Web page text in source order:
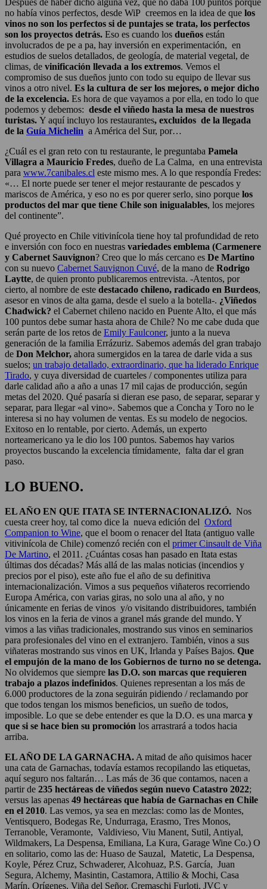
no había vinos perfectos, desde WiP creemos en la idea de que los
vinos no son los perfectos si de puntajes se trata, los perfectos
son los proyectos detrás. Eso es cuando los dueños están
involucrados de pe a pa, hay inversión en experimentación, en
estudios de suelos detallados, de geología, de material vegetal, de
climas, de vinificación llevada a los extremos. Vemos el
compromiso de sus dueños junto con todo su equipo de llevar sus
vinos a otro nivel. Es la cultura de ser los mejores, o mejor dicho
de la excelencia. Es hora de que vayamos a por ella, en todo lo que
podemos y debemos: desde el viñedo hasta la mesa de nuestros
turistas. Y aquí incluyo los restaurantes, excluidos de la llegada
de la Guía Michelin a América del Sur, por…
¿Cuál es el gran reto con tu restaurante, le preguntaba Pamela
Villagra a Mauricio Fredes, dueño de La Calma, en una entrevista
para www.7canibales.cl este mismo mes. A lo que respondía Fredes:
«… El norte puede ser tener el mejor restaurante de pescados y
mariscos de América, y eso no es por querer serlo, sino porque los
productos del mar que tiene Chile son inigualables, los mejores
del continente”.
Qué proyecto en Chile vitivinícola tiene hoy tal profundidad de reto
e inversión con foco en nuestras variedades emblema (Carmenere
y Cabernet Sauvignon? Creo que lo más cercano es De Martino
con su nuevo Cabernet Sauvignon Cuvé, de la mano de Rodrigo
Laytte, de quien pronto publicaremos entrevista. -Atentos, por
cierto, al nombre de este destacado chileno, radicado en Burdeos,
asesor en vinos de alta gama, desde el suelo a la botella-. ¿Viñedos
Chadwick? el Cabernet chileno nacido en Puente Alto, el que más
100 puntos debe sumar hasta ahora de Chile? No me cabe duda que
serán parte de los retos de Emily Faulconer, junto a la nueva
generación de la familia Errázuriz. Sabemos además del gran trabajo
de Don Melchor, ahora sumergidos en la tarea de darle vida a sus
suelos; un trabajo detallado, extraordinario, que ha liderado Enrique
Tirado, y cuya diversidad de cuarteles / componentes utiliza para
darle calidad año a año a unas 17 mil cajas de producción, según
metas del 2020. Qué pasaría si dieran ese paso, de separar, separar y
separar, para llegar «al vino». Sabemos que a Concha y Toro no le
interesa si no hay volumen de ventas. Es su modelo de negocios.
Exitoso en lo rentable, por cierto. Además, un experto
norteamericano ya le dio los 100 puntos. Sabemos hay varios
proyectos buscando la excelencia tímidamente, falta dar el gran
paso.
LO BUENO.
EL AÑO EN QUE ITATA SE INTERNACIONALIZÓ. Nos
cuesta creer hoy, tal como dice la nueva edición del Oxford
Companion to Wine, que el boom o renacer del Itata (antiguo valle
vitivinícola de Chile) comenzó recién con el primer Cinsault de Viña
De Martino, el 2011. ¿Cuántas cosas han pasado en Itata estas
últimas dos décadas? Más allá de las malas noticias (incendios y
precios por el piso), este año fue el año de su definitiva
internacionalización. Vimos a sus pequeños viñateros recorriendo
Europa América, con varias giras, no solo una al año, y no
únicamente en ferias de vinos y/o visitando distribuidores, también
los vinos en la feria de vinos a granel más grande del mundo. Y
vimos a las viñas tradicionales, mostrando sus vinos en seminarios
para profesionales del vino en el extranjero. También, vinos a sus
viñateras mostrando sus vinos en UK, Irlanda y Países Bajos. Que
el empujón de la mano de los Gobiernos de turno no se detenga.
No olvidemos que siempre las D.O. son marcas que requieren
trabajo a plazos indefinidos. Quienes representan a los más de
6.000 productores de la zona seguirán pidiendo / reclamando por
que todos tengan los mismos beneficios, un sueño de todos,
imposible. Lo que se debe entender es que la D.O. es una marca y
que si se hace bien su promoción los arrastrará a todos hacia
arriba.
EL AÑO DE LA GARNACHA.A mitad de año quisimos hacer
una cata de Garnachas, todavía estamos recopilando las etiquetas,
aquí seguro nos faltarán… Las más de 36 que contamos, nacen a
partir de 235 hectáreas de viñedos según nuevo Catastro 2022;
versus las apenas 49 hectáreas que había de Garnachas en Chile
en el 2010. Las vemos, ya sea en mezclas: como las de Montes,
Ventisquero, Bodegas Re, Undurraga, Erasmo, Tres Monos,
Terranoble, Veramonte, Valdivieso, Viu Manent, Sutil, Antiyal,
Wildmakers, La Despensa, Emiliana, La Kura, Garage Wine Co.) O
en solitario, como las de: Huaso de Sauzal, Matetic, La Despensa,
Koyle, Pérez Cruz, Schwaderer, Alcohuaz, P.S. García, Juan
Segura, Alchemy, Masintin, Castamora, Attilio & Mochi, Casa
Marín, Orígenes, Viña del Señor, Cremaschi Furloti, JVC y